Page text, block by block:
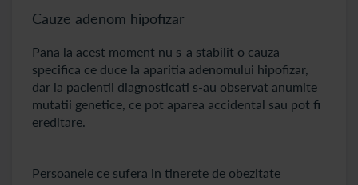
Cauze adenom hipofizar
Pana la acest moment nu s-a stabilit o cauza
specifica ce duce la aparitia adenomului hipofizar,
dar la pacientii diagnosticati s-au observat anumite
mutatii genetice, ce pot aparea accidental sau pot fi
ereditare.
Persoanele ce sufera in tinerete de obezitate